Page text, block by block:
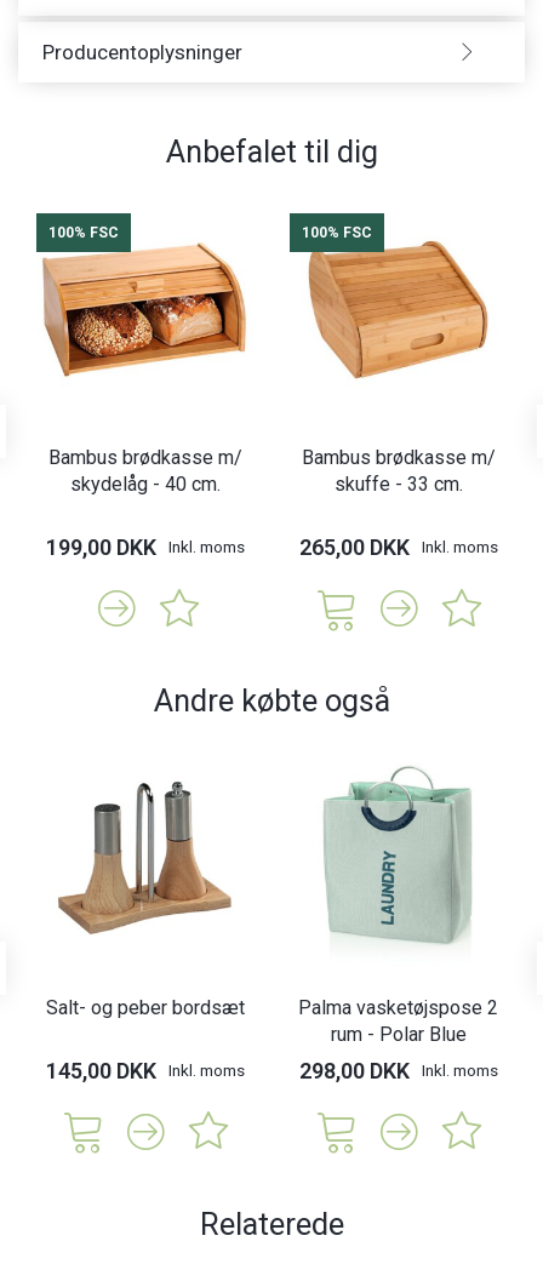
Producentoplysninger
Anbefalet til dig
100% FSC
Bambus brødkasse m/
skydelåg - 40 cm.
199,00 DKK Inkl. moms
100% FSC
Bambus brødkasse m/
skuffe - 33 cm.
265,00 DKK Inkl. moms
Andre købte også
Salt- og peber bordsæt
145,00 DKK Inkl. moms
Palma vasketøjspose 2
rum - Polar Blue
298,00 DKK Inkl. moms
Relaterede